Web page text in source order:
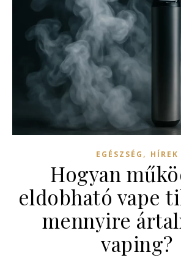
EGÉSZSÉG , HÍREK
Hogyan
eldobható vape
mennyire
vaping?